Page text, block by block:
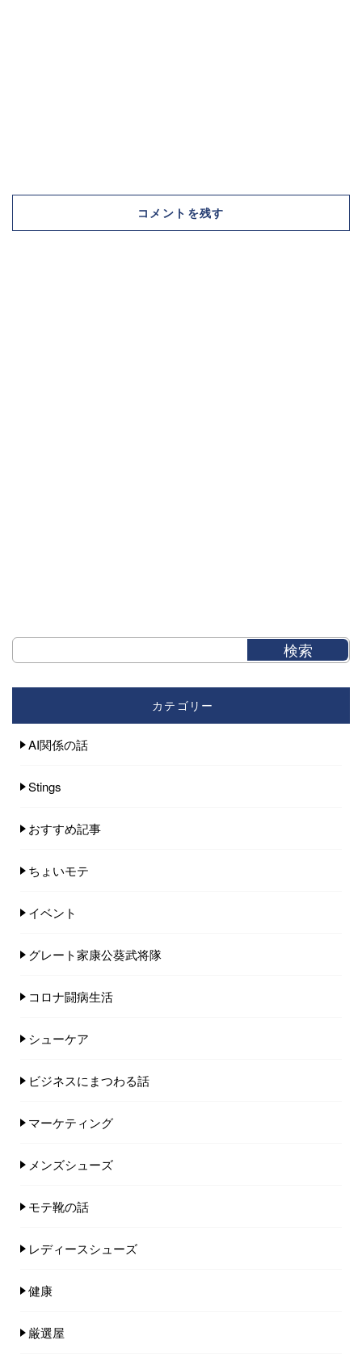
コメントを残す
カテゴリー
AI関係の話
Stings
おすすめ記事
ちょいモテ
イベント
グレート家康公葵武将隊
コロナ闘病生活
シューケア
ビジネスにまつわる話
マーケティング
メンズシューズ
モテ靴の話
レディースシューズ
健康
厳選屋